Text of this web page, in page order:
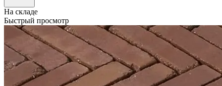
На складе
Быстрый просмотр